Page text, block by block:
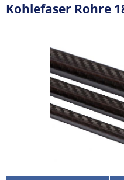
Kohlefaser Rohre